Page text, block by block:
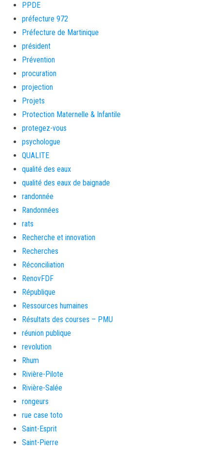
PPDE
préfecture 972
Préfecture de Martinique
président
Prévention
procuration
projection
Projets
Protection Maternelle & Infantile
protegez-vous
psychologue
QUALITE
qualité des eaux
qualité des eaux de baignade
randonnée
Randonnées
rats
Recherche et innovation
Recherches
Réconciliation
RenovFDF
République
Ressources humaines
Résultats des courses – PMU
réunion publique
revolution
Rhum
Rivière-Pilote
Rivière-Salée
rongeurs
rue case toto
Saint-Esprit
Saint-Pierre